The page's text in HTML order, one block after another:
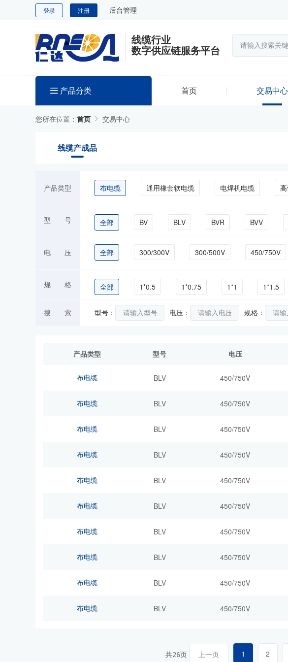
登录 注册 后台管理
线缆行业
数字供应链服务平台
产品分类 首页 交易中心
您所在位置： 首页 交易中心
线缆产成品
产品类型 布电缆 通用橡套软电缆 电焊机电缆
型 号 全部 BV BLV BVR BVV
RVB RVS RVV RVVB RVVP
电 压 全部 300/300V 300/500V 450/750V
规 格 全部 1*0.5 1*0.75 1*1 1*1.5
1*25 1*300 1*35 1*4 1*400
3*4 4*0.75
6*0.75 6*1.5
搜 索 型号： 电压： 规格：
产品类型 型号 电压
布电缆 BLV 450/750V
布电缆 BLV 450/750V
布电缆 BLV 450/750V
布电缆 BLV 450/750V
布电缆 BLV 450/750V
布电缆 BLV 450/750V
布电缆 BLV 450/750V
布电缆 BLV 450/750V
布电缆 BLV 450/750V
布电缆 BLV 450/750V
共26页 上一页 1 2